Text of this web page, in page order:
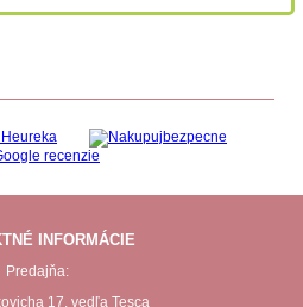
INFORMÁCIE
Predajňa:
17, vedľa Tesca